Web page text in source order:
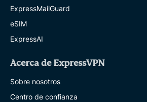
ExpressMailGuard
eSIM
ExpressAI
Acerca de ExpressVPN
Sobre nosotros
Centro de confianza